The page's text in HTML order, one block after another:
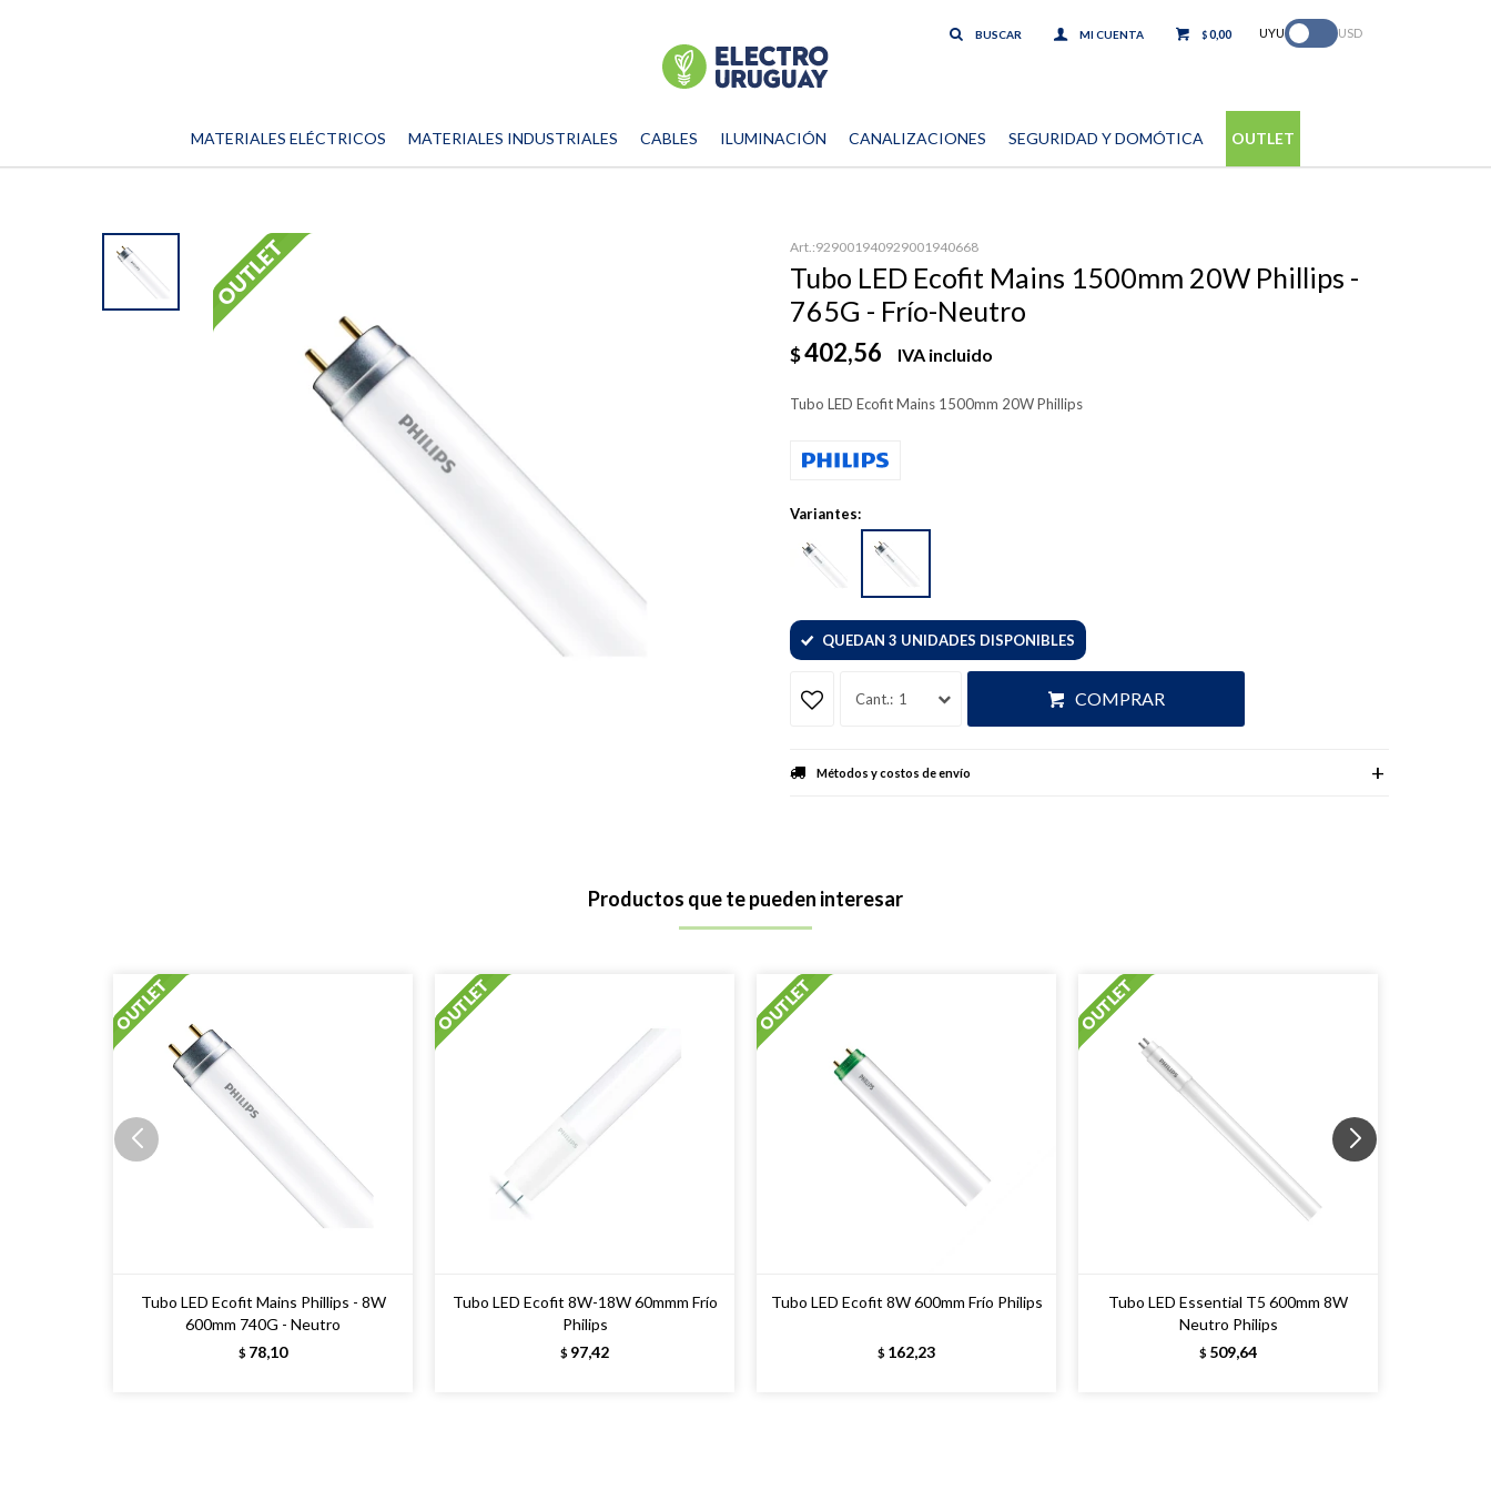
MATERIALES ELÉCTRICOS MATERIALES INDUSTRIALES CABLES ILUMINACIÓN CANALIZACIONES SEGURIDAD Y DOMÓTICA OUTLET
$0,00 UYU USD
929001940929001940668
Tubo LED Ecofit Mains 1500mm 20W Phillips -
765G - Frío-Neutro
$402,56 IVA incluido
Tubo LED Ecofit Mains 1500mm 20W Phillips
Variantes:
QUEDAN 3 UNIDADES DISPONIBLES
1 COMPRAR
Métodos y costos de envío
Productos que te pueden interesar
Tubo LED Ecofit Mains Phillips - 8W
600mm 740G - Neutro
$ 78,10
Tubo LED Ecofit 8W-18W 60mmm Frío
Philips
$ 97,42
Tubo LED Ecofit 8W 600mm Frío Philips
$ 162,23
Tubo LED Essential T5 600mm 8W
Neutro Philips
$ 509,64